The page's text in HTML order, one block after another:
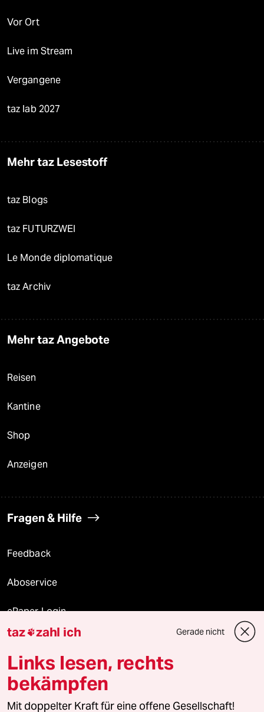
Vor Ort
Live im Stream
Vergangene
taz lab 2027
Mehr taz Lesestoff
taz Blogs
taz FUTURZWEI
Le Monde diplomatique
taz Archiv
Mehr taz Angebote
Reisen
Kantine
Shop
Anzeigen
Fragen & Hilfe
Feedback
Aboservice
ePaper Login
Downloads für Abonnierende
© 2026 taz Verlags und Vertriebs GmbH
Alle Rechte vorbehalten. Bei rechtlichen Fragen oder für Genehmigungen
taz zahl ich Gerade nicht
Links lesen, rechts
bekämpfen
Mit doppelter Kraft für eine offene Gesellschaft!